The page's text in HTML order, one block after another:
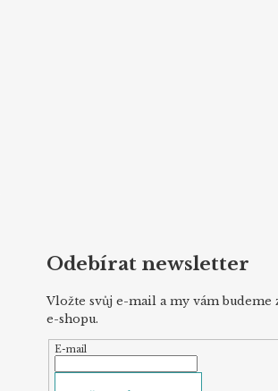
Odebírat newsletter
Vložte svůj e-mail a my vám
e-shopu.
E-mail